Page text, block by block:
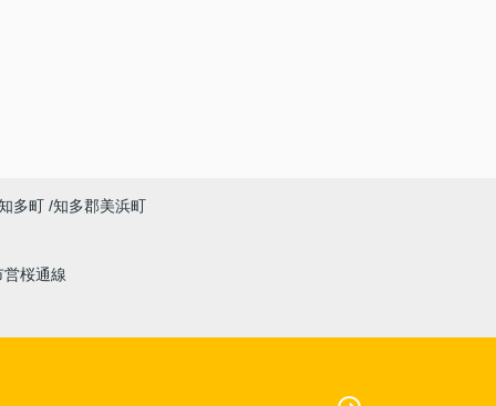
多町 知多郡美浜町
桜通線